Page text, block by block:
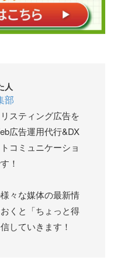
人
部
スティング広告を
広告運用代行&DX
コミュニケーショ
！
々な媒体の最新情
くと「ちょっと得
していきます！